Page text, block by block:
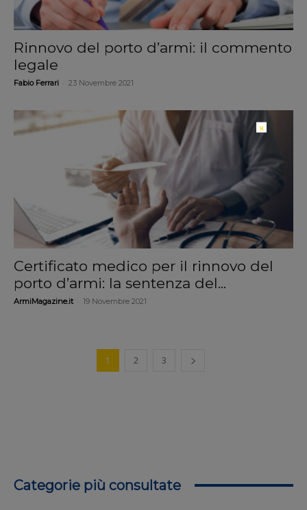
Rinnovo del porto d’armi: il commento
legale
Fabio Ferrari 23 Novembre 2021
Certificato medico per il rinnovo del
porto d’armi: la sentenza del...
ArmiMagazine.it 19 Novembre 2021
1 2 3
Categorie più consultate
×